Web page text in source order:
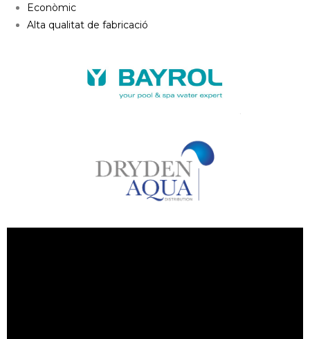
Econòmic
Alta qualitat de fabricació